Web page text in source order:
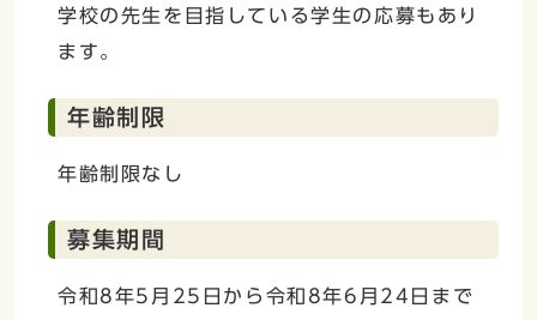
学校の先生を目指している学生の応募もあり
ます。
年齢制限
年齢制限なし
募集期間
令和8年5月25日から令和8年6月24日まで